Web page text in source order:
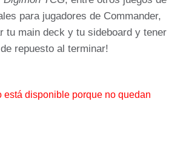
para jugadores de Commander,
tu main deck y tu sideboard y tener
repuesto al terminar!
está disponible porque no quedan